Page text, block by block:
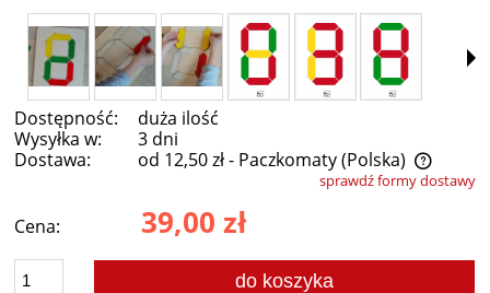
Dostępność:
duża ilość
Wysyłka w:
3 dni
Dostawa:
od 12,50 zł- Paczkomaty(Polska)
Cena nie zawiera ewentualnych kosztów płatnościsprawdź formy dostawy
Cena: 39,00 zł
do koszyka